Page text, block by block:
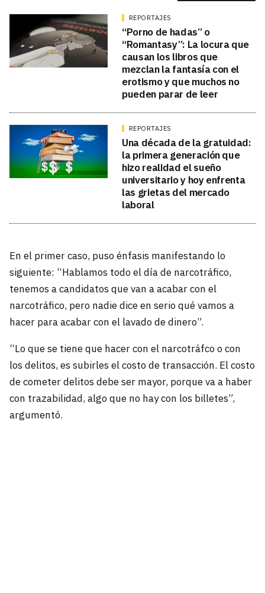
REPORTAJES
“Porno de hadas” o
“Romantasy”: La locura que
causan los libros que
mezclan la fantasía con el
erotismo y que muchos no
pueden parar de leer
REPORTAJES
Una década de la gratuidad:
la primera generación que
hizo realidad el sueño
universitario y hoy enfrenta
las grietas del mercado
laboral
En el primer caso, puso énfasis manifestando lo
siguiente: “Hablamos todo el día de narcotráfico,
tenemos a candidatos que van a acabar con el
narcotráfico, pero nadie dice en serio qué vamos a
hacer para acabar con el lavado de dinero”.
“Lo que se tiene que hacer con el narcotráfco o con
los delitos, es subirles el costo de transacción. El costo
de cometer delitos debe ser mayor, porque va a haber
con trazabilidad, algo que no hay con los billetes”,
argumentó.